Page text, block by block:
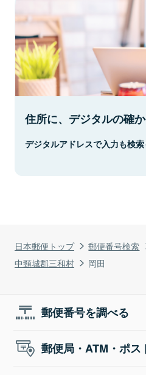
日本郵便トップ 郵便番号検索
中頸城郡三和村
岡田
住所に、デジタルの確か
デジタルアドレスで入力も検索
郵便番号を調べる
郵便局・ATM・ポス